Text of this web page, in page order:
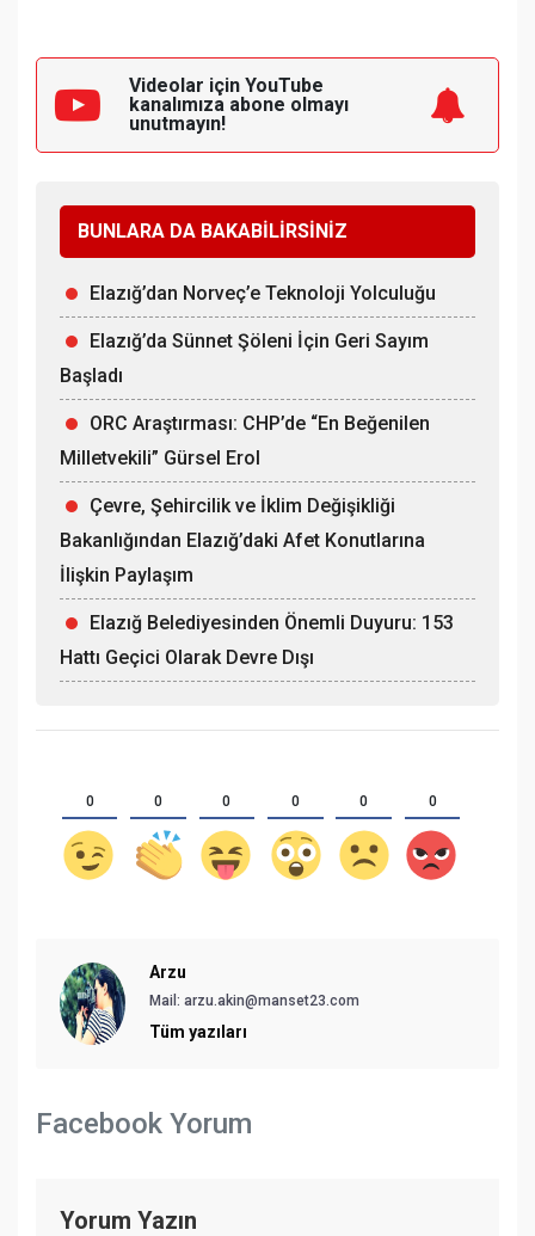
Videolar için YouTube
kanalımıza abone olmayı
unutmayın!
BUNLARA DA BAKABİLİRSİNİZ
Elazığ’dan Norveç’e Teknoloji Yolculuğu
Elazığ’da Sünnet Şöleni İçin Geri Sayım
Başladı
ORC Araştırması: CHP’de “En Beğenilen
Milletvekili” Gürsel Erol
Çevre, Şehircilik ve İklim Değişikliği
Bakanlığından Elazığ’daki Afet Konutlarına
İlişkin Paylaşım
Elazığ Belediyesinden Önemli Duyuru: 153
Hattı Geçici Olarak Devre Dışı
0 0 0 0 0 0
Arzu
Mail: arzu.akin@manset23.com
Tüm yazıları
Facebook Yorum
Yorum Yazın